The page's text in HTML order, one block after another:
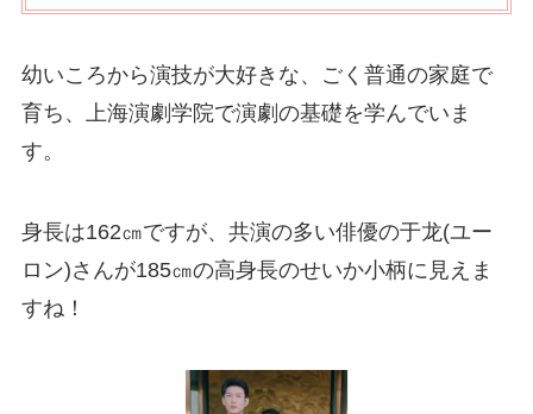
幼いころから演技が大好きな、ごく普通の家庭で
育ち、上海演劇学院で演劇の基礎を学んでいま
す。
身長は162㎝ですが、共演の多い俳優の于龙(ユー
ロン)さんが185㎝の高身長のせいか小柄に見えま
すね！